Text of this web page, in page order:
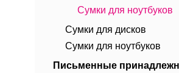
Сумки для ноутбуков
Сумки для дисков
Сумки для ноутбуков
Письменные